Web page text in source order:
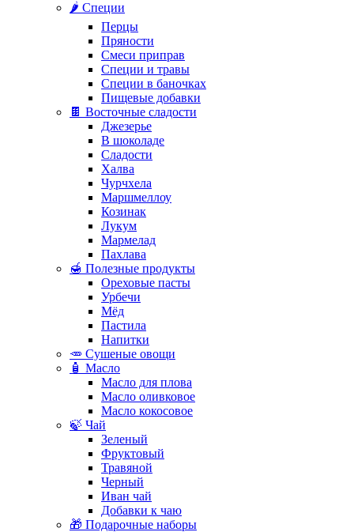
🌶️ Специи
Перцы
Пряности
Смеси приправ
Специи и травы
Специи в баночках
Пищевые добавки
🍫 Восточные сладости
Джезерье
В шоколаде
Сладости
Халва
Чурчхела
Маршмеллоу
Козинак
Лукум
Мармелад
Пахлава
🍯 Полезные продукты
Ореховые пасты
Урбечи
Мёд
Пастила
Напитки
🥕 Сушеные овощи
🧴 Масло
Масло для плова
Масло оливковое
Масло кокосовое
🍃 Чай
Зеленый
Фруктовый
Травяной
Черный
Иван чай
Добавки к чаю
🎁 Подарочные наборы